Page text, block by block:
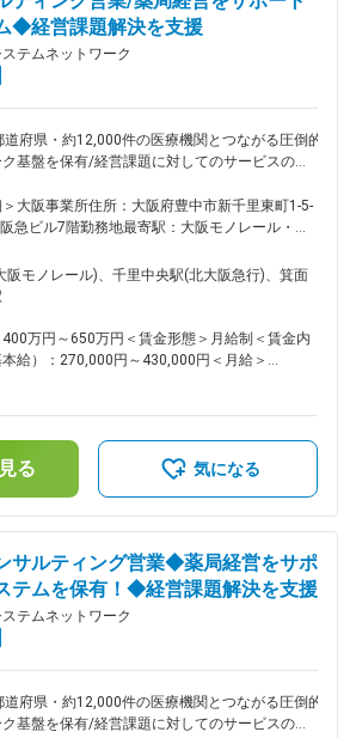
◆経営課題解決を支援
テムネットワーク
府県・約12,000件の医療機関とつながる圧倒的
基盤を保有/経営課題に対してのサービスの提
ンサルティング型営業」へ昇華できるポジショ
りではなく、薬局・医療機関の経営課題に真正
い、地域医療を支える実感を得られる仕事 ■業務
取り扱う薬局や医療機関に対し、当社の薬局経
テムや各種支援サービスを提案いただきます。
」「在庫管理」「不動品処理」など多くの負担が
うした煩雑な業務を一括して支援し、経営の効
介会社からの紹介も多くなっています。新規サ
するため、対面での営業が多くなっています。
のオンライン商談も有り） 経営状況をヒアリ
な支援策を提案するため、医薬品卸や医療業界で
ればより良い薬局経営になるか」を一緒に考え
ング要素の高い仕事です。 ■組織構成 現在
バーにて構成されています。社員の多くが中
ともあり、中途入社の方でもすぐに馴染むこと
があります。家庭や育児に対する理解もあります
の行事や急なお迎えなども是非ご相談ください。
について
上を展開する「なの花薬局」を中核に、医薬品
＞大阪事業所住所：大阪府豊中市新千里東町1-5-
急ビル7階勤務地最寄駅：大阪モノレール・北
／千里中央駅受動喫煙対策：屋内全面禁煙変更の
める事業所（リモートワーク含む）
阪モノレール)、千里中央駅(北大阪急行)、箕面
400万円～650万円＜賃金形態＞月給制＜賃金内
給）：270,000円～430,000円＜月給＞
の金額であり、選考を通じて上下する可能性があ
月額)は固定手当を含めた表記です。
る 気になる
サルティング営業◆薬局経営をサポ
テムを保有！◆経営課題解決を支援
テムネットワーク
府県・約12,000件の医療機関とつながる圧倒的
基盤を保有/経営課題に対してのサービスの提